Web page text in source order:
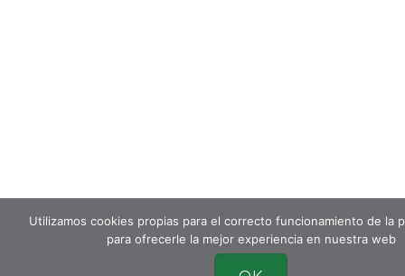
Utilizamos cookies propias para el correcto funcionamiento de la
para ofrecerle la mejor experiencia en nuestra web